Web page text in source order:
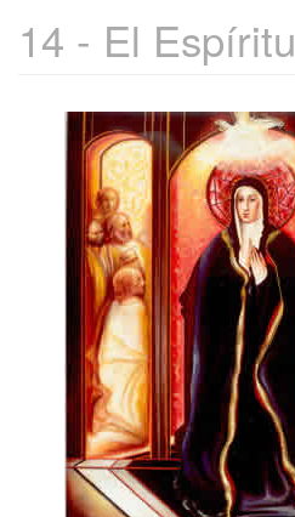
14 - El Espíritu